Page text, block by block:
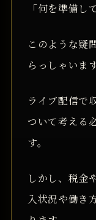
「何を準備し
このような疑
らっしゃいます
ライブ配信で
ついて考える
す。
しかし、税金
入状況や働き